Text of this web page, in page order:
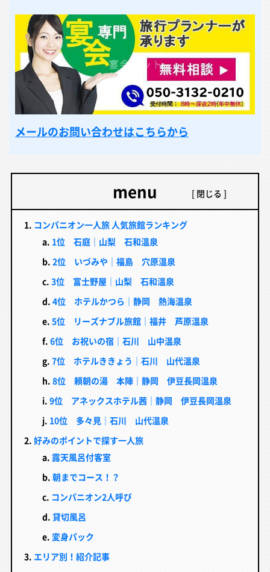
メールのお問い合わせはこちらから
menu
コンパニオン一人旅 人気旅館ランキング
1位 石庭｜山梨 石和温泉
2位 いづみや｜福島 穴原温泉
3位 富士野屋｜山梨 石和温泉
4位 ホテルかつら｜静岡 熱海温泉
5位 リーズナブル旅館｜福井 芦原温泉
6位 お祝いの宿｜石川 山中温泉
7位 ホテルききょう｜石川 山代温泉
8位 頼朝の湯 本陣｜静岡 伊豆長岡温泉
9位 アネックスホテル茜｜静岡 伊豆長岡温泉
10位 多々見｜石川 山代温泉
好みのポイントで探す一人旅
露天風呂付客室
朝までコース！？
コンパニオン2人呼び
貸切風呂
変身パック
エリア別！紹介記事